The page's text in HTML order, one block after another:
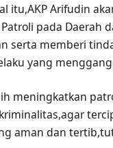
itu,AKP Arifudin
pada Daerah
serta memberi
yang
meningkatkan
aman dan